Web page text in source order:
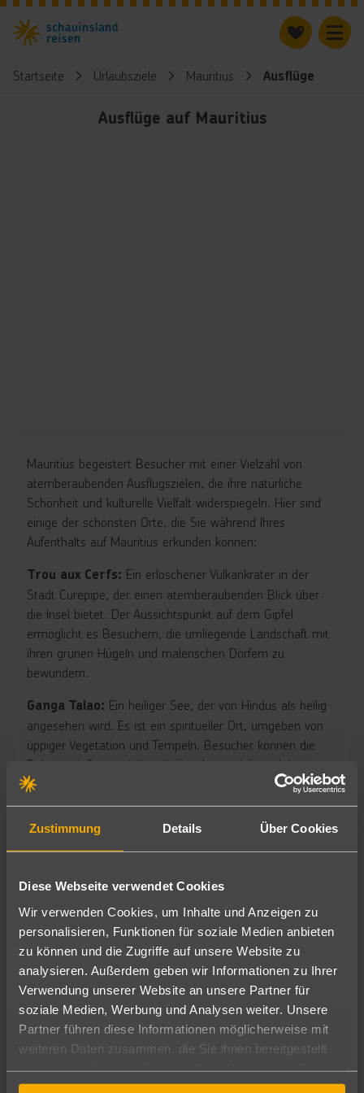
Zustimmung Details Über Cookies
Diese Webseite verwendet Cookies
Wir verwenden Cookies, um Inhalte und Anzeigen zu
personalisieren, Funktionen für soziale Medien anbieten
zu können und die Zugriffe auf unsere Website zu
analysieren. Außerdem geben wir Informationen zu Ihrer
Verwendung unserer Website an unsere Partner für
soziale Medien, Werbung und Analysen weiter. Unsere
Partner führen diese Informationen möglicherweise mit
weiteren Daten zusammen, die Sie ihnen bereitgestellt
gesammelt haben.
Startseite Urlaubsziele Mauritius Ausflüge
Ausflüge auf Mauritius
Mauritius begeistert Besucher mit einer Vielzahl von
atemberaubenden Ausflugszielen, die ihre natürliche
Schönheit und kulturelle Vielfalt widerspiegeln. Hier sind
einige der schönsten Orte, die Sie während Ihres
Aufenthalts auf Mauritius erkunden können:
Trou aux Cerfs: Ein erloschener Vulkankrater in der
Stadt Curepipe, der einen atemberaubenden Blick über
die Insel bietet. Der Aussichtspunkt auf dem Gipfel
ermöglicht es Besuchern, die umliegende Landschaft mit
ihren grünen Hügeln und malerischen Dörfern zu
bewundern.
Ganga Talao: Ein heiliger See, der von Hindus als heilig
angesehen wird. Es ist ein spiritueller Ort, umgeben von
üppiger Vegetation und Tempeln. Besucher können die
Ruhe genießen und die religiöse Atmosphäre erleben.
Black River Gorges Nationalpark:
Ein Paradies für
einer Vielzahl von endemischen Pflanzen- und Tierarten.
Wanderwege führen durch den Park zu spektakulären
Île aux Cerfs:Eine malerische Insel vor der Ostküste von
Mauritius, bekannt für ihre weißen Sandstrände und
türkisfarbenen Lagunen. Bootsausflüge bieten die
Möglichkeit zum Schnorcheln, Schwimmen und
Entspannen unter Palmen.
Die lebendige Hauptstadt von Mauritius, die
eine Mischung aus kolonialer Architektur, historischen